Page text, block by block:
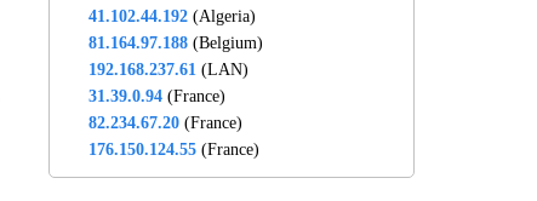
41.102.44.192 (Algeria)
81.164.97.188 (Belgium)
192.168.237.61 (LAN)
31.39.0.94 (France)
82.234.67.20 (France)
176.150.124.55 (France)